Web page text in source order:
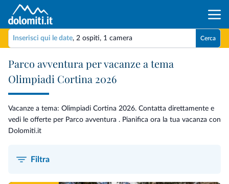
Inserisci qui le date, 2 ospiti, 1 camera Cerca
Parco avventura per vacanze a tema
Olimpiadi Cortina 2026
Vacanze a tema: Olimpiadi Cortina 2026. Contatta direttamente e
vedi le offerte per Parco avventura . Pianifica ora la tua vacanza con
Dolomiti.it
Filtra